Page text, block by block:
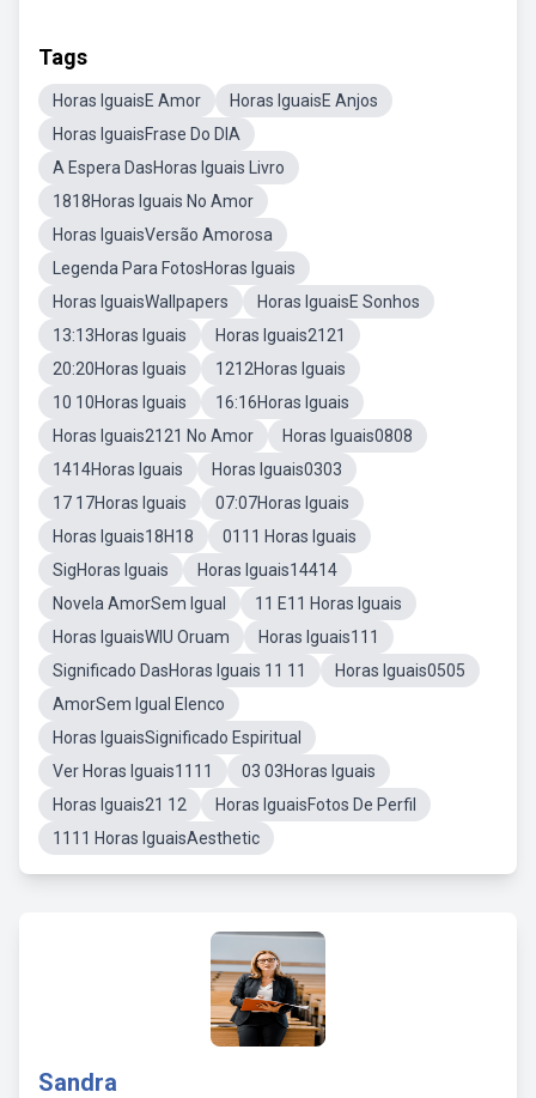
Tags
Horas IguaisE Amor
Horas IguaisE Anjos
Horas IguaisFrase Do DIA
A Espera DasHoras Iguais Livro
1818Horas Iguais No Amor
Horas IguaisVersão Amorosa
Legenda Para FotosHoras Iguais
Horas IguaisWallpapers
Horas IguaisE Sonhos
13:13Horas Iguais
Horas Iguais2121
20:20Horas Iguais
1212Horas Iguais
10 10Horas Iguais
16:16Horas Iguais
Horas Iguais2121 No Amor
Horas Iguais0808
1414Horas Iguais
Horas Iguais0303
17 17Horas Iguais
07:07Horas Iguais
Horas Iguais18H18
0111 Horas Iguais
SigHoras Iguais
Horas Iguais14414
Novela AmorSem Igual
11 E11 Horas Iguais
Horas IguaisWIU Oruam
Horas Iguais111
Significado DasHoras Iguais 11 11
Horas Iguais0505
AmorSem Igual Elenco
Horas IguaisSignificado Espiritual
Ver Horas Iguais1111
03 03Horas Iguais
Horas Iguais21 12
Horas IguaisFotos De Perfil
1111 Horas IguaisAesthetic
Sandra